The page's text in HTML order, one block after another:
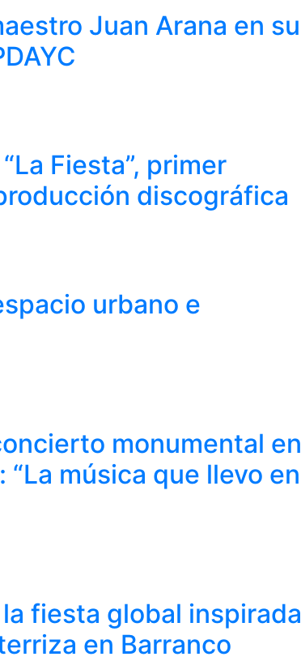
Juan Arana en su
Fiesta”, primer
discográfica
urbano e
monumental en
música que llevo en
fiesta global inspirada
en Barranco